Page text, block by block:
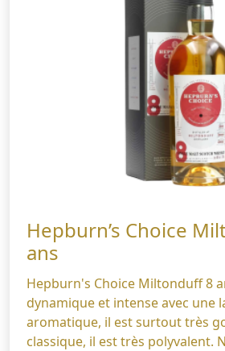
Hepburn’s Choice
ans
Hepburn's Choice Miltonduff 8
dynamique et intense avec une
aromatique, il est surtout très
classique, il est très polyvalent.